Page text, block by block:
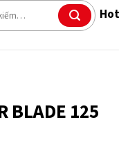
BLADE 125